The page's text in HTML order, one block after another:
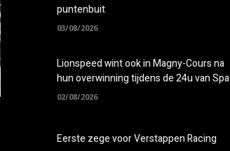
puntenbuit
03/08/2026
Lionspeed wint ook in Magny-Cours na
hun overwinning tijdens de 24u van Spa
02/08/2026
Eerste zege voor Verstappen Racing